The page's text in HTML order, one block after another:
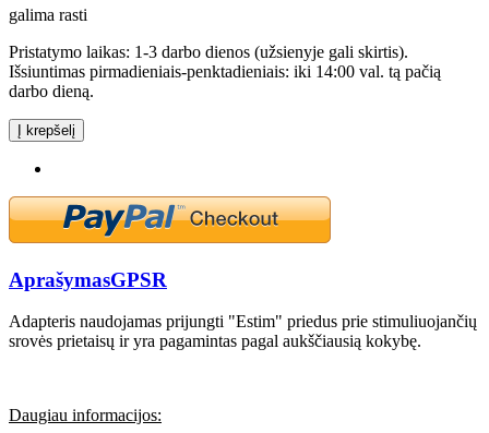
galima rasti
Pristatymo laikas: 1-3 darbo dienos (užsienyje gali skirtis).
Išsiuntimas pirmadieniais-penktadieniais: iki 14:00 val. tą pačią
darbo dieną.
Į krepšelį
AprašymasGPSR
Adapteris naudojamas prijungti "Estim" priedus prie stimuliuojančių
srovės prietaisų ir yra pagamintas pagal aukščiausią kokybę.
Daugiau informacijos: